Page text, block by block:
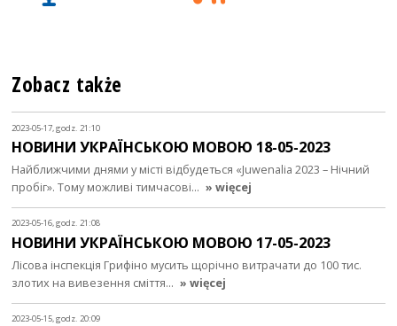
Zobacz także
2023-05-17, godz. 21:10
НОВИНИ УКРАЇНСЬКОЮ МОВОЮ 18-05-2023
Найближчими днями у місті відбудеться «Juwenalia 2023 – Нічний
пробіг». Тому можливі тимчасові… » więcej
2023-05-16, godz. 21:08
НОВИНИ УКРАЇНСЬКОЮ МОВОЮ 17-05-2023
Лісова інспекція Грифіно мусить щорічно витрачати до 100 тис.
злотих на вивезення сміття… » więcej
2023-05-15, godz. 20:09